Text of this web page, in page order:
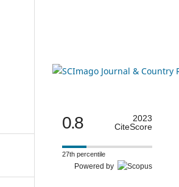
0.8
2023
CiteScore
27th percentile
Powered by